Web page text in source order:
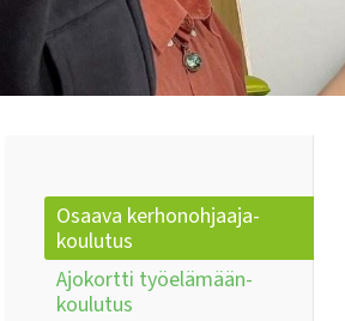
Osaava kerhonohjaaja-
koulutus
Ajokortti työelämään-
koulutus